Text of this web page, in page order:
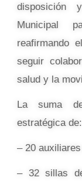
disposición
Municipal
reafirmando
seguir
salud y la
La suma
estratégica de:
– 20
– 32 sillas